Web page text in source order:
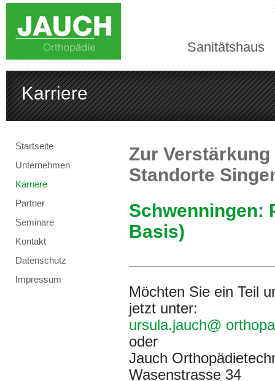
Sanitätshaus
Karriere
Startseite
Unternehmen
Karriere
Partner
Seminare
Kontakt
Datenschutz
Impressum
Zur
Standorte
Schwenningen:
Basis)
Möchten Sie ein Teil
jetzt unter:
ursula.jauch@
oder
Jauch
Wasenstrasse 34